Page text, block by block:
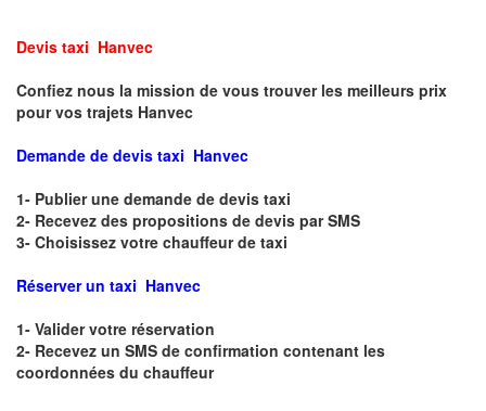
Devis taxi Hanvec
Confiez nous la mission de vous trouver les meilleurs prix
pour vos trajets Hanvec
Demande de devis taxi Hanvec
1- Publier une demande de devis taxi
2- Recevez des propositions de devis par SMS
3- Choisissez votre chauffeur de taxi
Réserver un taxi Hanvec
1- Valider votre réservation
2- Recevez un SMS de confirmation contenant les
coordonnées du chauffeur